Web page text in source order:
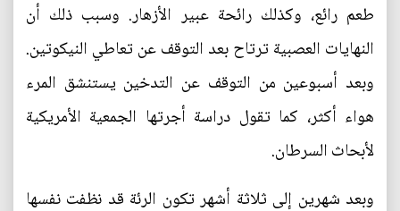
طعم رائع، وكذلك رائحة عبير الأزهار. وسبب ذلك أن
النهايات العصبية ترتاح بعد التوقف عن تعاطي النيكوتين.
وبعد أسبوعين من التوقف عن التدخين يستنشق المرء
هواء أكثر، كما تقول دراسة أجرتها الجمعية الأمريكية
لأبحاث السرطان.
وبعد شهرين إلى ثلاثة أشهر تكون الرئة قد نظفت نفسها